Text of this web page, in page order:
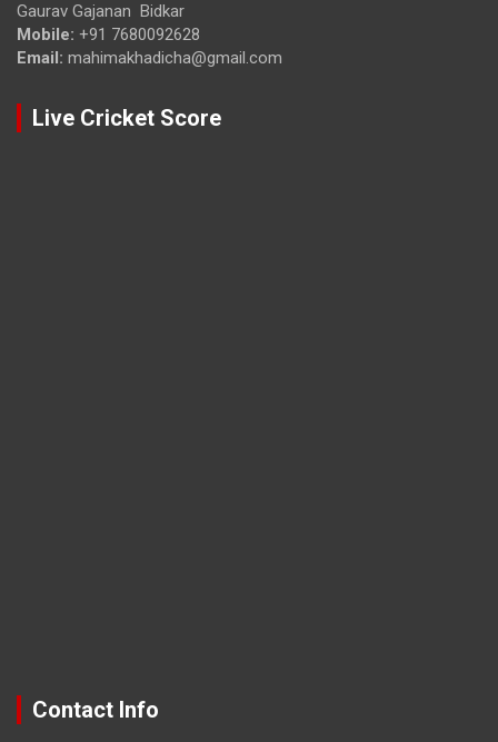
Gaurav Gajanan Bidkar
Mobile: +91 7680092628
Email: mahimakhadicha@gmail.com
Live Cricket Score
Contact Info